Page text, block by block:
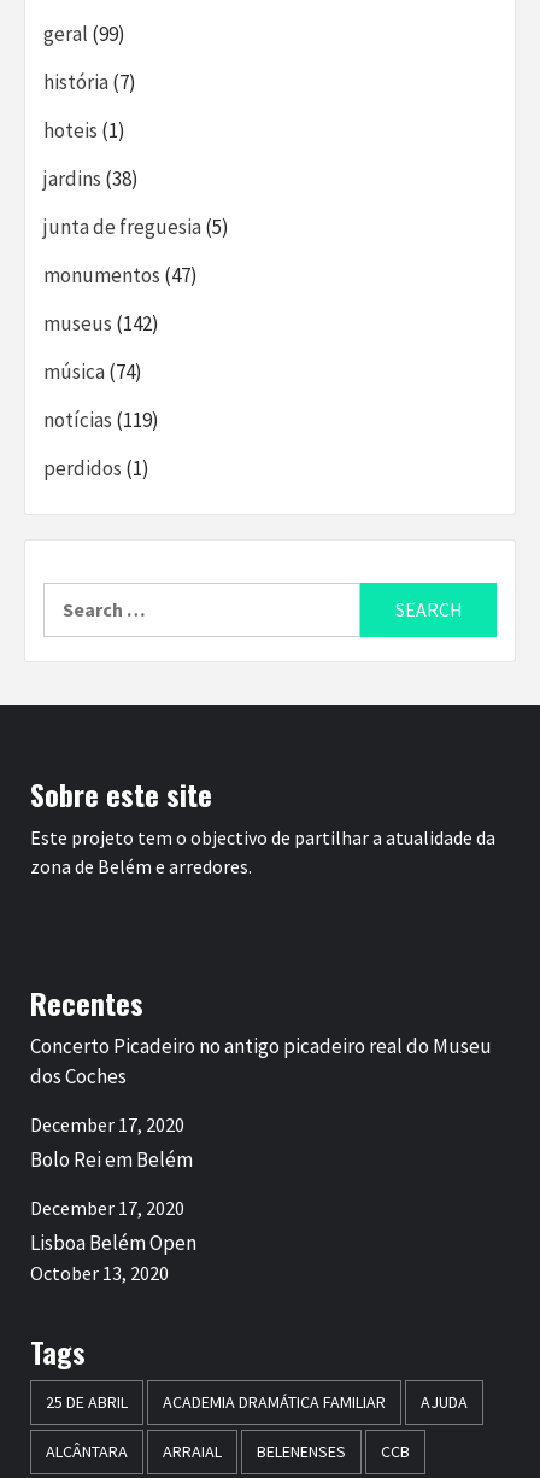
geral (99)
história(7)
hoteis (1)
jardins (38)
junta de freguesia(5)
monumentos (47)
museus (142)
música(74)
notícias (119)
perdidos (1)
for:
Sobre este site
Este projeto tem o objectivo de partilhar a atualidade da
zona de Belém e arredores.
Recentes
Concerto Picadeiro no antigo picadeiro real do Museu
dos Coches
December 17, 2020
Bolo Rei em Belém
December 17, 2020
Lisboa Belém Open
October 13, 2020
Tags
25 DE ABRIL ACADEMIA DRAMÁTICA FAMILIAR AJUDA
ALCÂNTARA ARRAIAL BELENENSES CCB